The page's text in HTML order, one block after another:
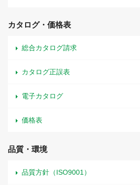
カタログ・価格表
総合カタログ請求
カタログ正誤表
電子カタログ
価格表
品質・環境
品質方針（ISO9001）